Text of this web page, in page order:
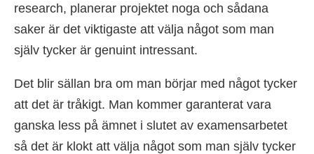
research, planerar projektet noga och sådana
saker är det viktigaste att välja något som man
själv tycker är genuint intressant.
Det blir sällan bra om man börjar med något tycker
att det är tråkigt. Man kommer garanterat vara
ganska less på ämnet i slutet av examensarbetet
så det är klokt att välja något som man själv tycker